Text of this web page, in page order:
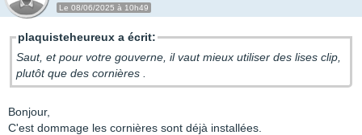
Le 08/06/2025 à 10h49
plaquisteheureux a écrit:
Saut, et pour votre gouverne, il vaut mieux utiliser des lises clip,
plutôt que des cornières .
Bonjour,
C'est dommage les cornières sont déjà installées.